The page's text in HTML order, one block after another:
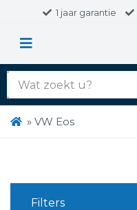
1 jaar garantie
Zoek
naar:
» VW Eos
Filters